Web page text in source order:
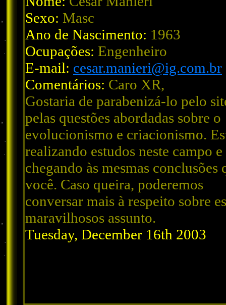
Sexo: Masc
Ano de Nascimento: 1963
Ocupações: Engenheiro
E-mail: cesar.manieri@ig.com.br
Comentários: Caro XR,
Gostaria de parabenizá-lo pelo
pelas questões abordadas sobre o
evolucionismo e criacionismo.
realizando estudos neste campo e
chegando às mesmas conclusões
você. Caso queira, poderemos
conversar mais à respeito sobre
maravilhosos assunto.
Tuesday, December 16th 2003